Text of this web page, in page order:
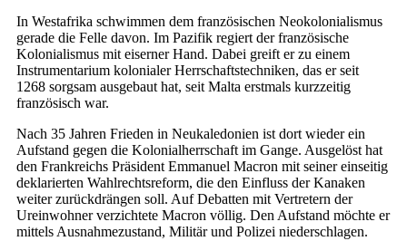
In Westafrika schwimmen dem französischen Neokolonialismus
gerade die Felle davon. Im Pazifik regiert der französische
Kolonialismus mit eiserner Hand. Dabei greift er zu einem
Instrumentarium kolonialer Herrschaftstechniken, das er seit
1268 sorgsam ausgebaut hat, seit Malta erstmals kurzzeitig
französisch war.
Nach 35 Jahren Frieden in Neukaledonien ist dort wieder ein
Aufstand gegen die Kolonialherrschaft im Gange. Ausgelöst hat
den Frankreichs Präsident Emmanuel Macron mit seiner einseitig
deklarierten Wahlrechtsreform, die den Einfluss der Kanaken
weiter zurückdrängen soll. Auf Debatten mit Vertretern der
Ureinwohner verzichtete Macron völlig. Den Aufstand möchte er
mittels Ausnahmezustand, Militär und Polizei niederschlagen.